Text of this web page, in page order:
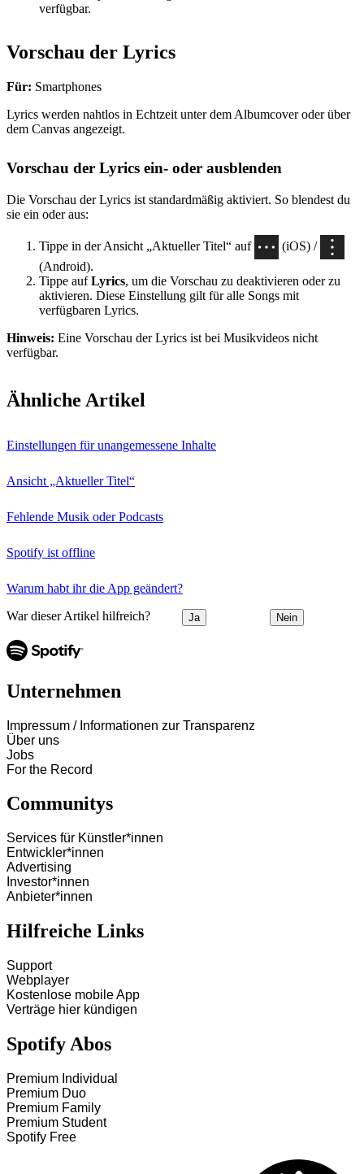
verfügbar.
Vorschau der Lyrics
Für: Smartphones
Lyrics werden nahtlos in Echtzeit unter dem Albumcover oder über
dem Canvas angezeigt.
Vorschau der Lyrics ein- oder ausblenden
Die Vorschau der Lyrics ist standardmäßig aktiviert. So blendest du
sie ein oder aus:
Tippe in der Ansicht „Aktueller Titel“ auf
(iOS) /
(Android).
Tippe aufLyrics, um die Vorschau zu deaktivieren oder zu
aktivieren. Diese Einstellung gilt für alle Songs mit
verfügbaren Lyrics.
Hinweis: Eine Vorschau der Lyrics ist bei Musikvideos nicht
verfügbar.
Ähnliche Artikel
Einstellungen für unangemessene Inhalte
Ansicht „Aktueller Titel“
Fehlende Musik oder Podcasts
Spotify ist offline
Warum habt ihr die App geändert?
War dieser Artikel hilfreich? Ja Nein
Unternehmen
Impressum / Informationen zur Transparenz
Über uns
Jobs
For the Record
Communitys
Services für Künstler*innen
Entwickler*innen
Advertising
Investor*innen
Anbieter*innen
Hilfreiche Links
Support
Webplayer
Kostenlose mobile App
Verträge hier kündigen
Spotify Abos
Premium Individual
Premium Duo
Premium Family
Premium Student
Spotify Free